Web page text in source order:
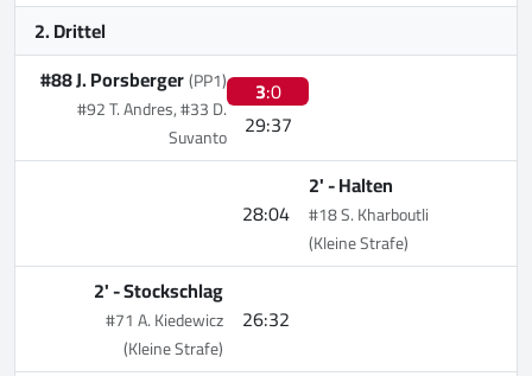
2. Drittel
3:0
29:37
#88 J. Porsberger(PP1)
#92 T. Andres, #33 D.
Suvanto
28:04
2' -Halten
#18 S. Kharboutli
(Kleine Strafe)
26:32
2' -Stockschlag
#71 A. Kiedewicz
(Kleine Strafe)